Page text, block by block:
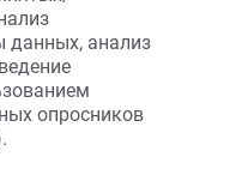
данных, анализ
опросников